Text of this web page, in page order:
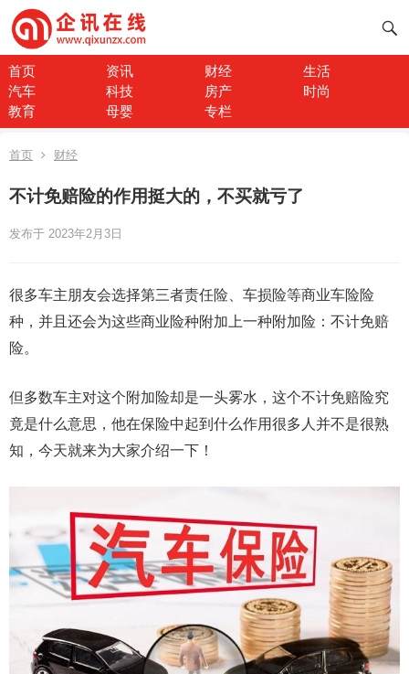
首页 资讯 财经
生活
汽车
科技 房产
时尚
教育
母婴 专栏
首页 财经
不计免赔险的作用挺大的，不买就亏了
发布于 2023年2月3日
很多车主朋友会选择第三者责任险、车损险等商业车险险
种，并且还会为这些商业险种附加上一种附加险：不计免赔
险。
但多数车主对这个附加险却是一头雾水，这个不计免赔险究
竟是什么意思，他在保险中起到什么作用很多人并不是很熟
知，今天就来为大家介绍一下！